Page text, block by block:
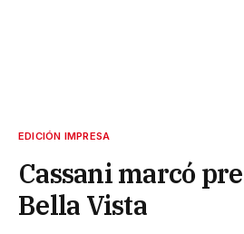
EDICIÓN IMPRESA
Cassani marcó
Bella Vista